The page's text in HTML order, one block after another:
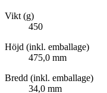
Vikt (g)
450
Höjd (inkl. emballage)
475,0 mm
Bredd (inkl. emballage)
34,0 mm